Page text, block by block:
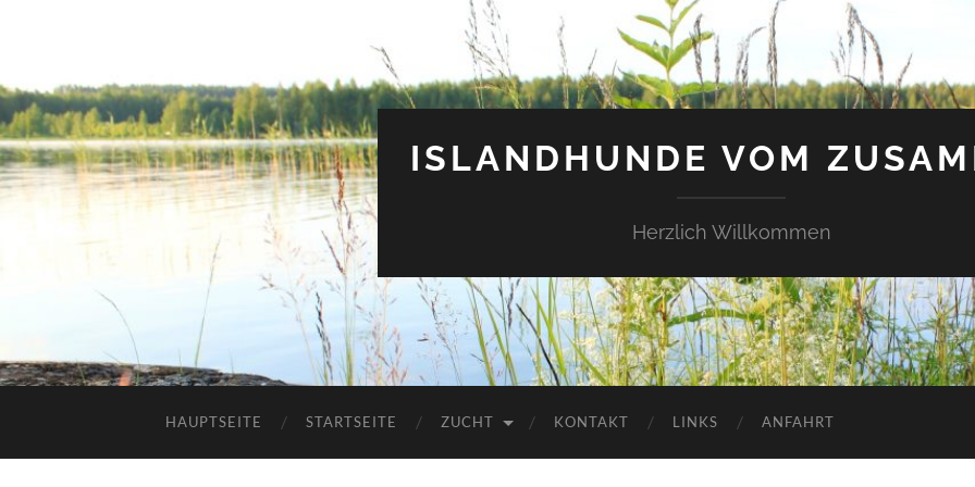
ISLANDHUNDE VOM
Herzlich Willkommen
HAUPTSEITE STARTSEITE ZUCHT KONTAKT LINKS ANFAHRT